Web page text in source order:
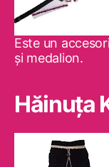
Este un
şi medalion.
Hăinuţa